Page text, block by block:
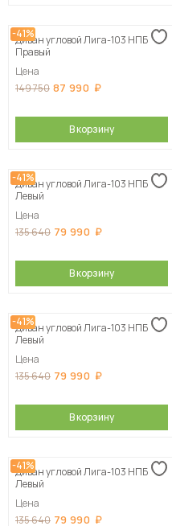
-41%
Диван угловой Лига-103 НПБ
Правый
Цена
149 750 87 990
В корзину
-41%
Диван угловой Лига-103 НПБ
Левый
Цена
135 640 79 990
В корзину
-41%
Диван угловой Лига-103 НПБ
Левый
Цена
135 640 79 990
В корзину
-41%
Диван угловой Лига-103 НПБ
Левый
Цена
135 640 79 990